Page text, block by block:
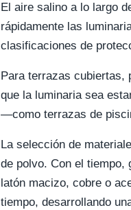
El aire salino a lo largo
rápidamente las
clasificaciones de
Para terrazas
que la luminaria sea
—como terrazas de
La selección de
de polvo. Con el tiempo,
latón macizo, cobre o
tiempo, desarrollando